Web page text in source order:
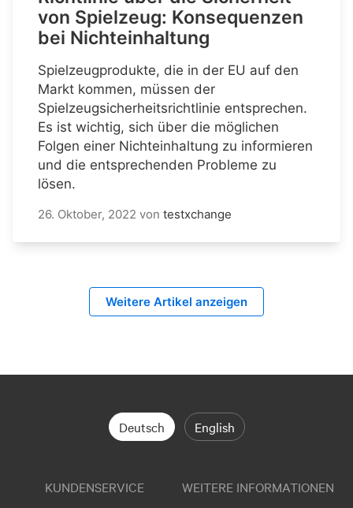
von Spielzeug: Konsequenzen
bei Nichteinhaltung
Spielzeugprodukte, die in der EU auf den
Markt kommen, müssen der
Spielzeugsicherheitsrichtlinie entsprechen.
Es ist wichtig, sich über die möglichen
Folgen einer Nichteinhaltung zu informieren
und die entsprechenden Probleme zu
lösen.
26. Oktober, 2022 von testxchange
Weitere Artikel anzeigen
Deutsch English
KUNDENSERVICE WEITERE INFORMATIONEN